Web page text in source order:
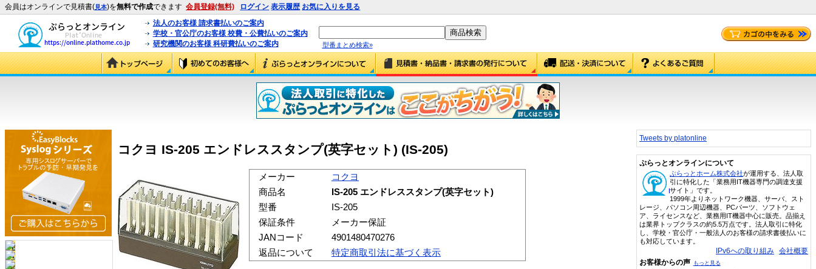
会員はオンラインで見積書(見本)を無料で作成できます 会員登録(無料) ログイン 表示履歴 お気に入りを見る
法人のお客様 請求書払いのご案内
学校・官公庁のお客様 校費・公費払いのご案内
研究機関のお客様 科研費払いのご案内
型番まとめ検索»
コクヨ IS-205 エンドレススタンプ(英字セット) (IS-205)
メーカー
コクヨ
商品名
IS-205 エンドレススタンプ(英字セット)
型番
IS-205
保証条件
メーカー保証
JANコード
4901480470276
返品について
特定商取引法に基づく表示
Tweets by platonline
ぷらっとオンラインについて
ぷらっとホーム株式会社が運用する、法人取
引に特化した「業務用IT機器専門の調達支援
サイト」です。
1999年よりネットワーク機器、サーバ、スト
レージ、パソコン周辺機器、PCパーツ、ソフトウェ
ア、ライセンスなど、業務用IT機器中心に販売。品揃え
は業界トップクラスの約5.5万点です。法人取引に特化
し、学校・官公庁・一般法人のお客様の請求書後払いに
も対応しています。
IPv6への取り組み 会社概要
お客様からの声 もっと見る